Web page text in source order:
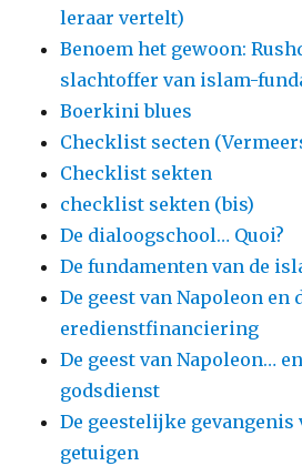
leraar vertelt)
Benoem het gewoon:
slachtoffer van islam-
Boerkini blues
Checklist secten
Checklist sekten
checklist sekten (bis)
De dialoogschool… Quoi?
De fundamenten van de
De geest van Napoleon en
eredienstfinanciering
De geest van Napoleon…
godsdienst
De geestelijke gevangenis
getuigen